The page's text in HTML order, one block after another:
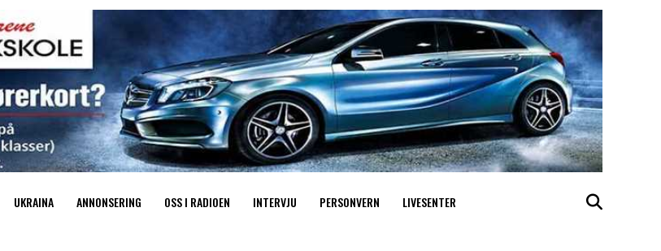
UKRAINA ANNONSERING OSS I RADIOEN INTERVJU PERSONVERN LIVESENTER